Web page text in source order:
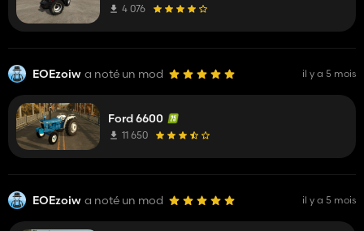
4 076
EOEzoiw a noté un mod il y a 5 mois
Ford 6600
11 650
EOEzoiw a noté un mod il y a 5 mois